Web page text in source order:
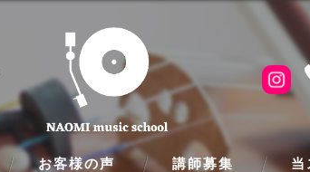
お客様の声 講師募集 当